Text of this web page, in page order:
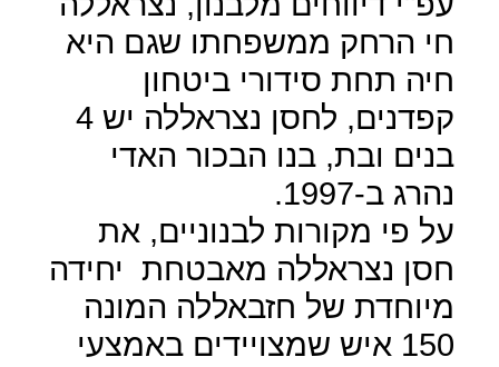
חי הרחק ממשפחתו שגם היא
חיה תחת סידורי ביטחון
קפדנים, לחסן נצראללה יש 4
בנים ובת, בנו הבכור האדי
נהרג ב-1997.
על פי מקורות לבנוניים, את
חסן נצראללה מאבטחת יחידה
מיוחדת של חזבאללה המונה
150 איש שמצויידים באמצעי